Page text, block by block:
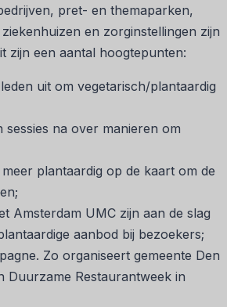
pret- en themaparken,
en zorginstellingen zijn
zijn een aantal hoogtepunten:
uit om vegetarisch/plantaardig
na over manieren om
plantaardig op de kaart om de
Amsterdam UMC zijn aan de slag
aanbod bij bezoekers;
Zo organiseert gemeente Den
Duurzame Restaurantweek in